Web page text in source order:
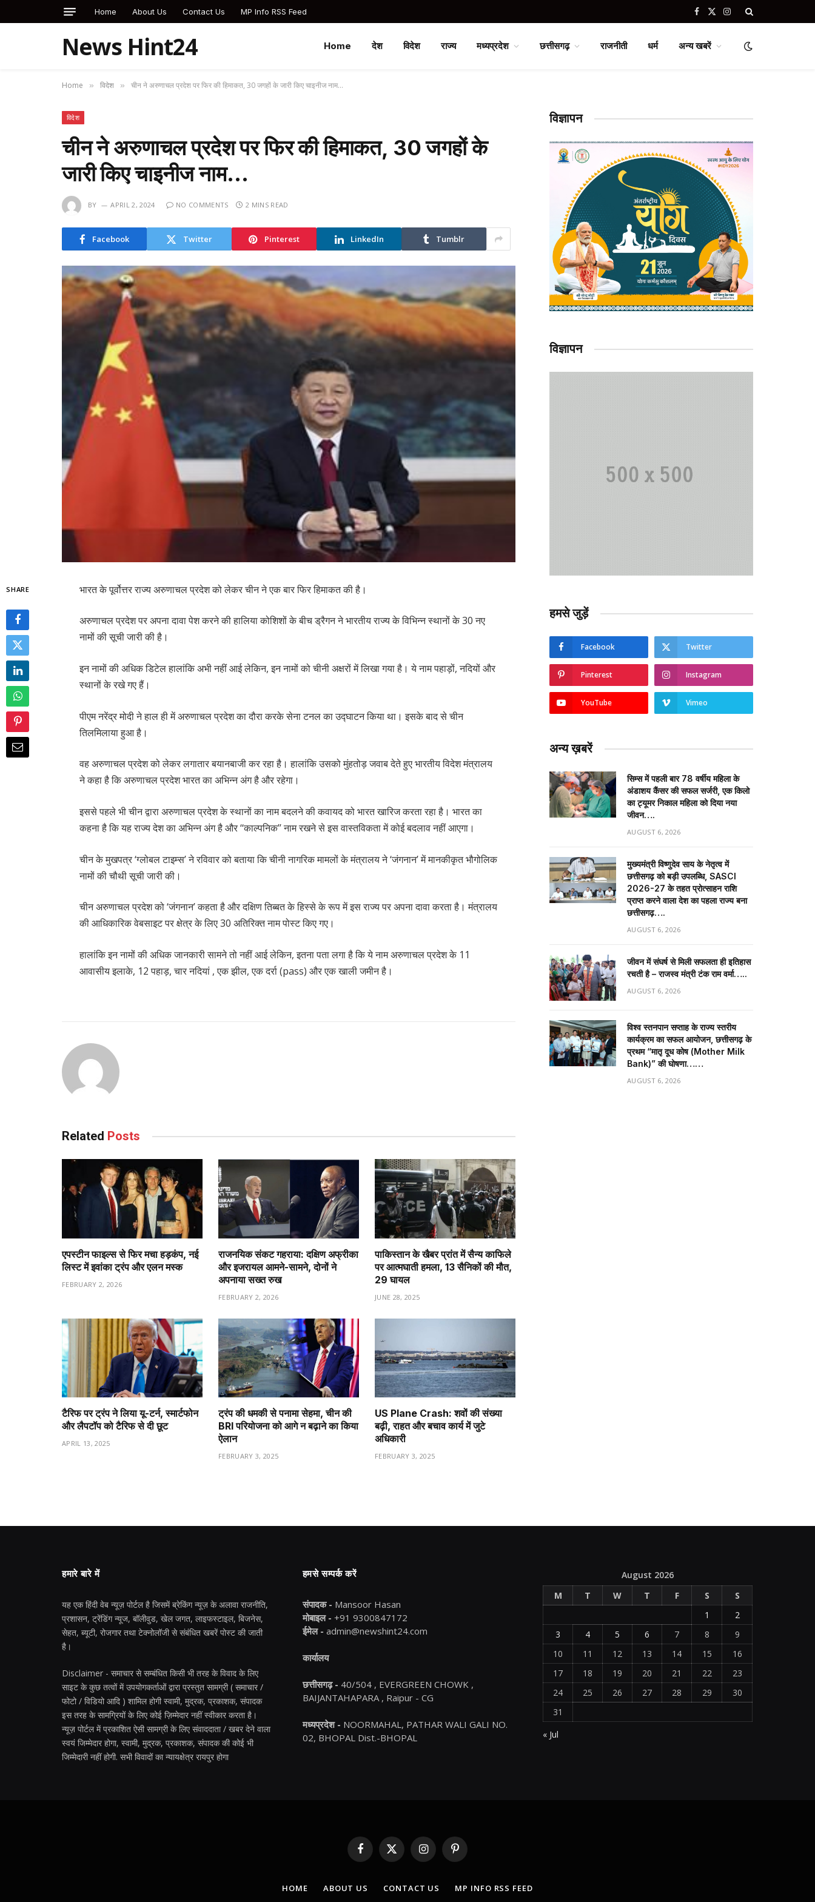
Home About Us Contact Us MP Info RSS Feed Facebook
X
Instagram
News Hint24 Home देश विदेश राज्य मध्यप्रदेश छत्तीसगढ़ राजनीती धर्म अन्य खबरें
Home » विदेश » चीन ने अरुणाचल प्रदेश पर फिर की हिमाकत, 30 जगहों के जारी किए चाइनीज नाम…
विदेश
चीन ने अरुणाचल प्रदेश पर फिर की हिमाकत, 30 जगहों के
जारी किए चाइनीज नाम…
BY APRIL 2, 2024 NO COMMENTS 2 MINS READ
Facebook Twitter Pinterest LinkedIn Tumblr
SHARE भारत के पूर्वोत्तर राज्य अरुणाचल प्रदेश को लेकर चीन ने एक बार फिर हिमाकत की है।
अरुणाचल प्रदेश पर अपना दावा पेश करने की हालिया कोशिशों के बीच ड्रैगन ने भारतीय राज्य के विभिन्न स्थानों के 30 नए
नामों की सूची जारी की है।
इन नामों की अधिक डिटेल हालांकि अभी नहीं आई लेकिन, इन नामों को चीनी अक्षरों में लिखा गया है। ये नाम पहाड़ों, नदियों और
स्थानों के रखे गए हैं।
पीएम नरेंद्र मोदी ने हाल ही में अरुणाचल प्रदेश का दौरा करके सेना टनल का उद्घाटन किया था। इसके बाद से चीन
तिलमिलाया हुआ है।
वह अरुणाचल प्रदेश को लेकर लगातार बयानबाजी कर रहा है। हालांकि उसको मुंहतोड़ जवाब देते हुए भारतीय विदेश मंत्रालय
ने कहा है कि अरुणाचल प्रदेश भारत का अभिन्न अंग है और रहेगा।
इससे पहले भी चीन द्वारा अरुणाचल प्रदेश के स्थानों का नाम बदलने की कवायद को भारत खारिज करता रहा है। भारत का
कहना है कि यह राज्य देश का अभिन्न अंग है और ‘‘काल्पनिक’’ नाम रखने से इस वास्तविकता में कोई बदलाव नहीं आएगा।
चीन के मुखपत्र ‘ग्लोबल टाइम्स’ ने रविवार को बताया कि चीनी नागरिक मामलों के मंत्रालय ने ‘जंगनान’ में मानकीकृत भौगोलिक
नामों की चौथी सूची जारी की।
चीन अरुणाचल प्रदेश को ‘जंगनान’ कहता है और दक्षिण तिब्बत के हिस्से के रूप में इस राज्य पर अपना दावा करता है। मंत्रालय
की आधिकारिक वेबसाइट पर क्षेत्र के लिए 30 अतिरिक्त नाम पोस्ट किए गए।
हालांकि इन नामों की अधिक जानकारी सामने तो नहीं आई लेकिन, इतना पता लगा है कि ये नाम अरुणाचल प्रदेश के 11
आवासीय इलाके, 12 पहाड़, चार नदियां , एक झील, एक दर्रा (pass) और एक खाली जमीन है।
Related Posts
एपस्टीन फाइल्स से फिर मचा हड़कंप, नई
लिस्ट में इवांका ट्रंप और एलन मस्क
FEBRUARY 2, 2026
राजनयिक संकट गहराया: दक्षिण अफ्रीका
और इजरायल आमने-सामने, दोनों ने
अपनाया सख्त रुख
FEBRUARY 2, 2026
पाकिस्तान के खैबर प्रांत में सैन्य काफिले
पर आत्मघाती हमला, 13 सैनिकों की मौत,
29 घायल
JUNE 28, 2025
टैरिफ पर ट्रंप ने लिया यू-टर्न, स्मार्टफोन
और लैपटॉप को टैरिफ से दी छूट
APRIL 13, 2025
ट्रंप की धमकी से पनामा सेहमा, चीन की
BRI परियोजना को आगे न बढ़ाने का किया
ऐलान
FEBRUARY 3, 2025
US Plane Crash: शवों की संख्या
बढ़ी, राहत और बचाव कार्य में जुटे
अधिकारी
FEBRUARY 3, 2025
विज्ञापन
विज्ञापन
हमसे जुड़ें
Facebook Twitter
Pinterest Instagram
YouTube Vimeo
अन्य ख़बरें
सिम्स में पहली बार 78 वर्षीय महिला के
अंडाशय कैंसर की सफल सर्जरी, एक किलो
का ट्यूमर निकाल महिला को दिया नया
जीवन….
AUGUST 6, 2026
मुख्यमंत्री विष्णुदेव साय के नेतृत्व में
छत्तीसगढ़ को बड़ी उपलब्धि, SASCI
2026-27 के तहत प्रोत्साहन राशि
प्राप्त करने वाला देश का पहला राज्य बना
छत्तीसगढ़….
AUGUST 6, 2026
जीवन में संघर्ष से मिली सफलता ही इतिहास
रचती है – राजस्व मंत्री टंक राम वर्मा…..
AUGUST 6, 2026
विश्व स्तनपान सप्ताह के राज्य स्तरीय
कार्यक्रम का सफल आयोजन, छत्तीसगढ़ के
प्रथम “मातृ दूध कोष (Mother Milk
Bank)” की घोषणा……
AUGUST 6, 2026
हमारे बारे में
यह एक हिंदी वेब न्यूज़ पोर्टल है जिसमें ब्रेकिंग न्यूज़ के अलावा राजनीति,
प्रशासन, ट्रेंडिंग न्यूज, बॉलीवुड, खेल जगत, लाइफस्टाइल, बिजनेस,
सेहत, ब्यूटी, रोजगार तथा टेक्नोलॉजी से संबंधित खबरें पोस्ट की जाती
है।
Disclaimer - समाचार से सम्बंधित किसी भी तरह के विवाद के लिए
साइट के कुछ तत्वों में उपयोगकर्ताओं द्वारा प्रस्तुत सामग्री ( समाचार /
फोटो / विडियो आदि ) शामिल होगी स्वामी, मुद्रक, प्रकाशक, संपादक
इस तरह के सामग्रियों के लिए कोई ज़िम्मेदार नहीं स्वीकार करता है।
न्यूज़ पोर्टल में प्रकाशित ऐसी सामग्री के लिए संवाददाता / खबर देने वाला
स्वयं जिम्मेदार होगा, स्वामी, मुद्रक, प्रकाशक, संपादक की कोई भी
जिम्मेदारी नहीं होगी. सभी विवादों का न्यायक्षेत्र रायपुर होगा
हमसे सम्पर्क करें
संपादक - Mansoor Hasan
मोबाइल - +91 9300847172
ईमेल - admin@newshint24.com
कार्यालय
छत्तीसगढ़ - 40/504 , EVERGREEN CHOWK ,
BAIJANTAHAPARA , Raipur - CG
मध्यप्रदेश - NOORMAHAL, PATHAR WALI GALI NO.
02, BHOPAL Dist.-BHOPAL
August 2026
M
T W T F S
S
1
2
3
4 5 6 7 8
9
10
11 12 13 14 15
16
17
18 19 20 21 22
23
24
25 26 27 28 29
30
31
« Jul
Facebook
X
(Twitter)
InstagramPinterest
HOME ABOUT US CONTACT US MP INFO RSS FEED